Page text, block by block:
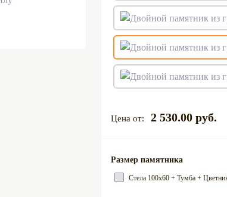
2 530.00 руб.
Размер памятника
Стела 100х60 + Тумба +